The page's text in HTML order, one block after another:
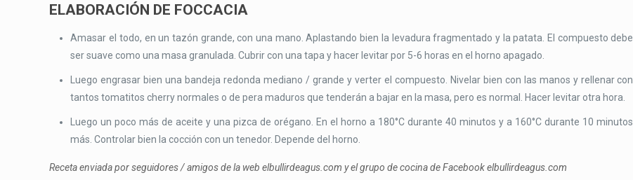
ELABORACIÓN DE FOCCACIA
Amasar el todo, en un tazón grande, con una mano. Aplastando bien la levadura fragmentado y la patata. El compuesto debe
ser suave como una masa granulada. Cubrir con una tapa y hacer levitar por 5-6 horas en el horno apagado.
Luego engrasar bien una bandeja redonda mediano / grande y verter el compuesto. Nivelar bien con las manos y rellenar con
tantos tomatitos cherry normales o de pera maduros que tenderán a bajar en la masa, pero es normal. Hacer levitar otra hora.
Luego un poco más de aceite y una pizca de orégano. En el horno a 180°C durante 40 minutos y a 160°C durante 10 minutos
más. Controlar bien la cocción con un tenedor. Depende del horno.
Receta enviada por seguidores / amigos de la web elbullirdeagus.com y el grupo de cocina de Facebook elbullirdeagus.com